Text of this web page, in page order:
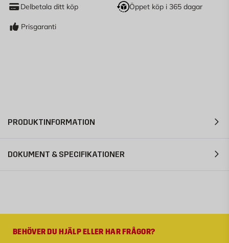
Delbetala ditt köp Öppet köp i 365 dagar
Prisgaranti
PRODUKTINFORMATION
DOKUMENT & SPECIFIKATIONER
BEHÖVER DU HJÄLP ELLER HAR FRÅGOR?